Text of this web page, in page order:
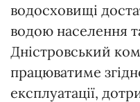
водосховищі
водою населення
Дністровський
працюватиме
експлуатації,